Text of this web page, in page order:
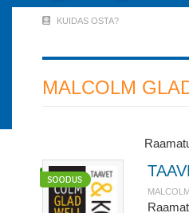
Account
Menu
KUIDAS OSTA?
MALCOLM